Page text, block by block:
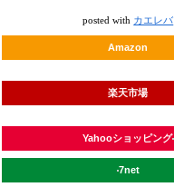
posted with カエレバ
Amazon
楽天市場
Yahooショッピング
7net